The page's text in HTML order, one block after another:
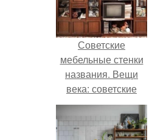
Советские
мебельные стенки
названия. Вещи
века: советские
стенки 80-х.